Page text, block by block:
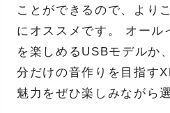
ことができるので、より
にオススメです。 オール
を楽しめるUSBモデルか
分だけの音作りを目指す
魅力をぜひ楽しみながら